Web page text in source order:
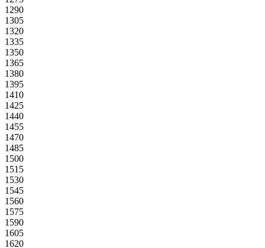
1290
1305
1320
1335
1350
1365
1380
1395
1410
1425
1440
1455
1470
1485
1500
1515
1530
1545
1560
1575
1590
1605
1620